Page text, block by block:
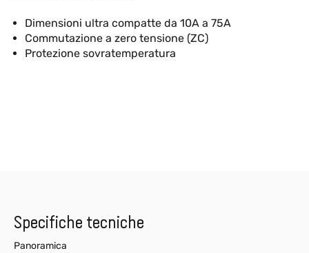
Dimensioni ultra compatte da 10A a 75A
Commutazione a zero tensione (ZC)
Protezione sovratemperatura
Specifiche tecniche
Panoramica